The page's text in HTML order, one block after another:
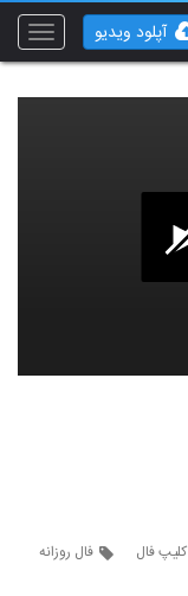
Toggle
آپلود ویدیو
کلیپ فال فال روزانه